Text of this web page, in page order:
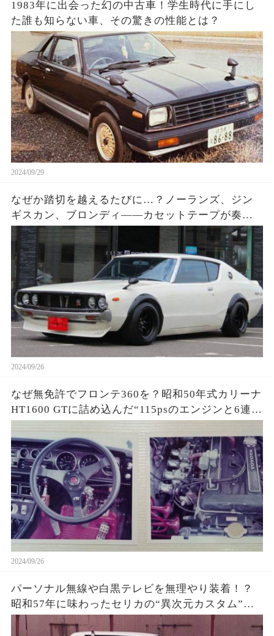
1983年に出会った幻の中古車！学生時代に手にし
た誰も知らない車、その驚きの性能とは？
2024/09/29
なぜか踏切を越えるたびに…？ノーランズ、ジン
ギスカン、ブロンディ――カセットテープが奏で
た昭和の懐かしき“苦労”とその真相！
2024/09/26
なぜ無免許でフロンテ360を？昭和50年式カリーナ
HT1600 GTに詰め込んだ“115psのエンジンと6連ラ
ッパ”が秘める衝撃の走り！
2024/09/26
パーソナル無線や白黒テレビを無理やり装着！？
昭和57年に味わったセリカの“異次元カスタム”と
今も実家に残る意外な遺産！